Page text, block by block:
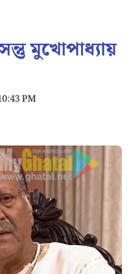
মুখোপাধ্যায়
PM